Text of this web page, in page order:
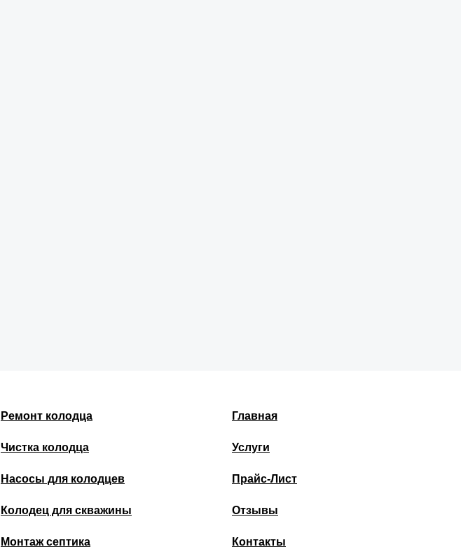
Ремонт колодца
Чистка колодца
Насосы для колодцев
Колодец для скважины
Монтаж септика
Главная
Услуги
Прайс-Лист
Отзывы
Контакты